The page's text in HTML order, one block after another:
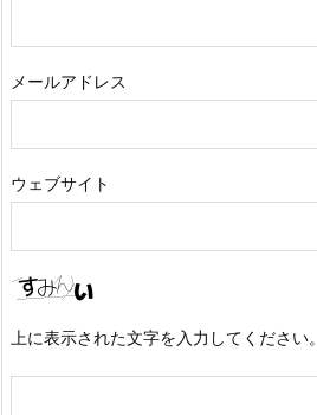
メールアドレス
ウェブサイト
上に表示された文字を入力してください。